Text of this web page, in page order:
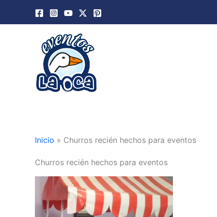
Inicio » Churros recién hechos para eventos
Churros recién hechos para eventos